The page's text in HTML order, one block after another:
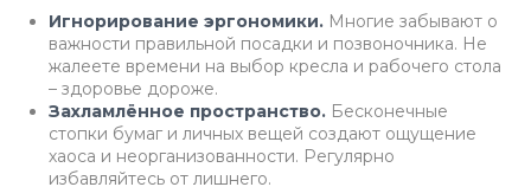
Игнорирование эргономики. Многие забывают о
важности правильной посадки и позвоночника. Не
жалеете времени на выбор кресла и рабочего стола
– здоровье дороже.
Захламлённое пространство. Бесконечные
стопки бумаг и личных вещей создают ощущение
хаоса и неорганизованности. Регулярно
избавляйтесь от лишнего.